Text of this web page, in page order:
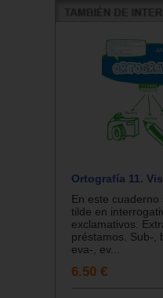
Ortografía 11.
En este
tilde en
exclamativos.
préstamos. Sub-,
eva-, ev...
6.50 €